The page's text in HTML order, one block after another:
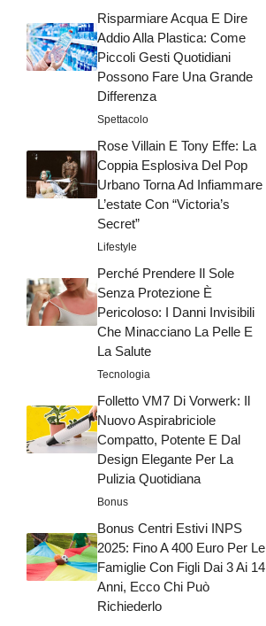
Risparmiare Acqua E Dire
Addio Alla Plastica: Come
Piccoli Gesti Quotidiani
Possono Fare Una Grande
Differenza
Spettacolo
Rose Villain E Tony Effe: La
Coppia Esplosiva Del Pop
Urbano Torna Ad Infiammare
L’estate Con “Victoria’s
Secret”
Lifestyle
Perché Prendere Il Sole
Senza Protezione È
Pericoloso: I Danni Invisibili
Che Minacciano La Pelle E
La Salute
Tecnologia
Folletto VM7 Di Vorwerk: Il
Nuovo Aspirabriciole
Compatto, Potente E Dal
Design Elegante Per La
Pulizia Quotidiana
Bonus
Bonus Centri Estivi INPS
2025: Fino A 400 Euro Per Le
Famiglie Con Figli Dai 3 Ai 14
Anni, Ecco Chi Può
Richiederlo